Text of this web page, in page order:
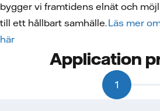
bygger vi framtidens elnät och
till ett hållbart samhälle.Läs mer
här
Application
1